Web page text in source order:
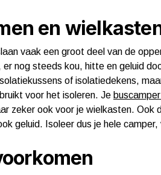
en
vaak een groot deel van de
nog steeds kou, hitte en geluid
of isolatiedekens,
voor het isoleren. Je
zeker ook voor je wielkasten. Ook
geluid. Isoleer dus je hele